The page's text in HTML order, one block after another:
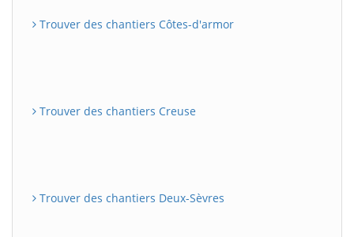
Trouver des chantiers Côtes-d'armor
Trouver des chantiers Creuse
Trouver des chantiers Deux-Sèvres